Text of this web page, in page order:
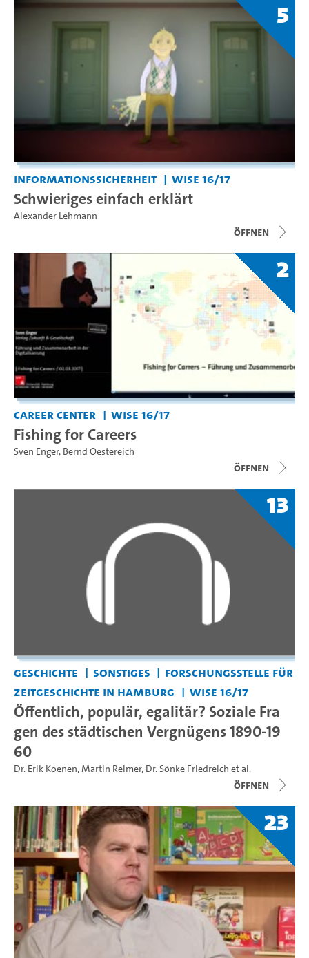
5
Informationssicherheit WiSe 16/17
Schwieriges einfach erklärt
Alexander Lehmann
Öffnen
2
Career Center WiSe 16/17
Fishing for Careers
Sven Enger, Bernd Oestereich
Öffnen
13
Geschichte Sonstiges
Forschungsstelle für
Zeitgeschichte in Hamburg
WiSe 16/17
Öffentlich, populär, egalitär? Soziale Fra
gen des städtischen Vergnügens 1890-19
60
Dr. Erik Koenen,Martin Reimer, Dr. Sönke Friedreich et al.
Öffnen
23